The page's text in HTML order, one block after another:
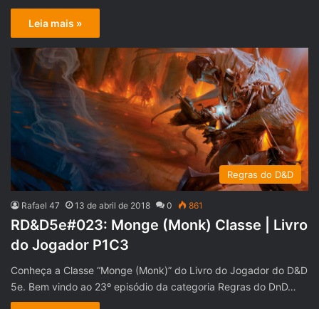
Leia mais »
Regras do D&D
Rafael 47 13 de abril de 2018 0 861
RD&D5e#023: Monge (Monk) Classe | Livro
do Jogador P1C3
Conheça a Classe “Monge (Monk)” do Livro do Jogador do D&D
5e. Bem vindo ao 23º episódio da categoria Regras do DnD…